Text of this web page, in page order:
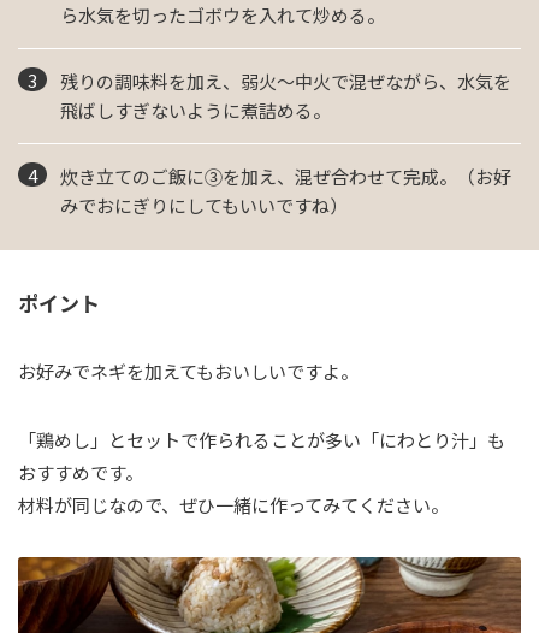
ら水気を切ったゴボウを入れて炒める。
残りの調味料を加え、弱火～中火で混ぜながら、水気を
飛ばしすぎないように煮詰める。
炊き立てのご飯に③を加え、混ぜ合わせて完成。（お好
みでおにぎりにしてもいいですね）
ポイント
お好みでネギを加えてもおいしいですよ。
「鶏めし」とセットで作られることが多い「にわとり汁」も
おすすめです。
材料が同じなので、ぜひ一緒に作ってみてください。